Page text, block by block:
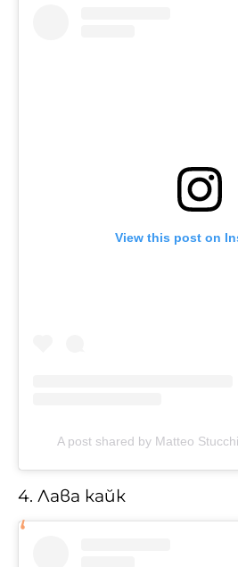
View this post on
A post shared by Matteo
4. Лава кайк